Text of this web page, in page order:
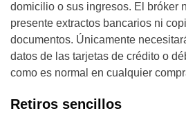
domicilio o sus ingresos. El bróker
presente extractos bancarios ni
documentos. Únicamente
datos de las tarjetas de crédito o
como es normal en cualquier
Retiros sencillos